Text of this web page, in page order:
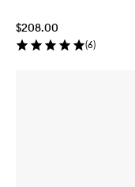
$208.00
(6)